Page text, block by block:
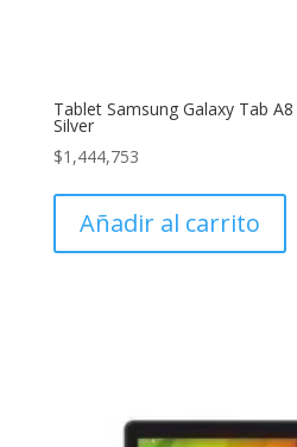
Tablet Samsung Galaxy Tab A8
Silver
$1,444,753
Añadir al carrito